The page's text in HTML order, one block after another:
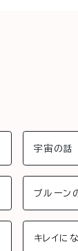
宇宙の話
プルーン
キレイに